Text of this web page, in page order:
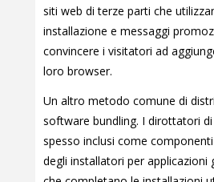
siti web di terze parti che
installazione e messaggi
convincere i visitatori ad
loro browser.
Un altro metodo comune di
software bundling. I dirottatori
spesso inclusi come
degli installatori per applicazioni